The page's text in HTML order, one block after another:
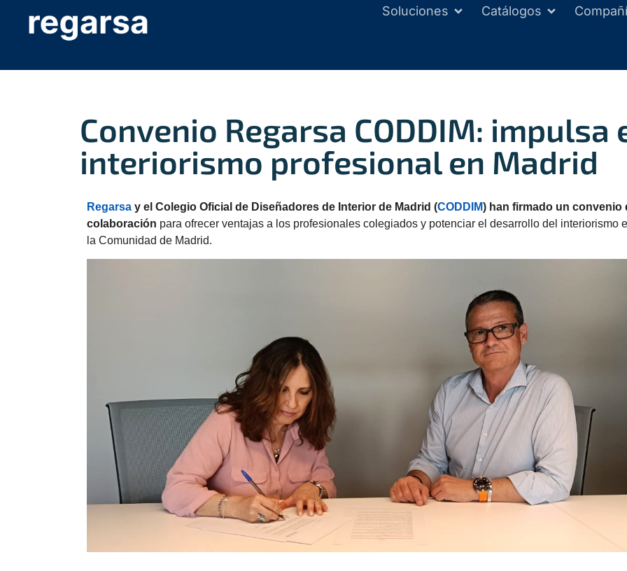
Soluciones Catálogos
Convenio Regarsa CODDIM: impulsa
interiorismo profesional en Madrid
Regarsa y el Colegio Oficial de Diseñadores de Interior de Madrid (CODDIM) han firmado un convenio
colaboración para ofrecer ventajas a los profesionales colegiados y potenciar el desarrollo del interiorismo
la Comunidad de Madrid.